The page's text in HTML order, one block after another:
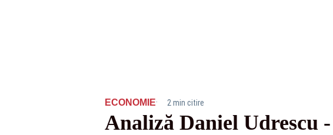
ECONOMIE· 2 min citire
Analiză Daniel Udrescu